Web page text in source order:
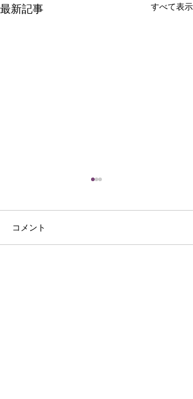
最新記事 すべて表示
コメント